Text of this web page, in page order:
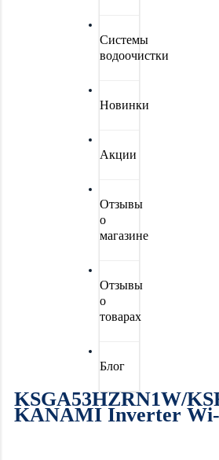
Системы
водоочистки
Новинки
Акции
Отзывы
о
магазине
Отзывы
о
товарах
Блог
KSGA53HZRN1W/
KANAMI Inverter